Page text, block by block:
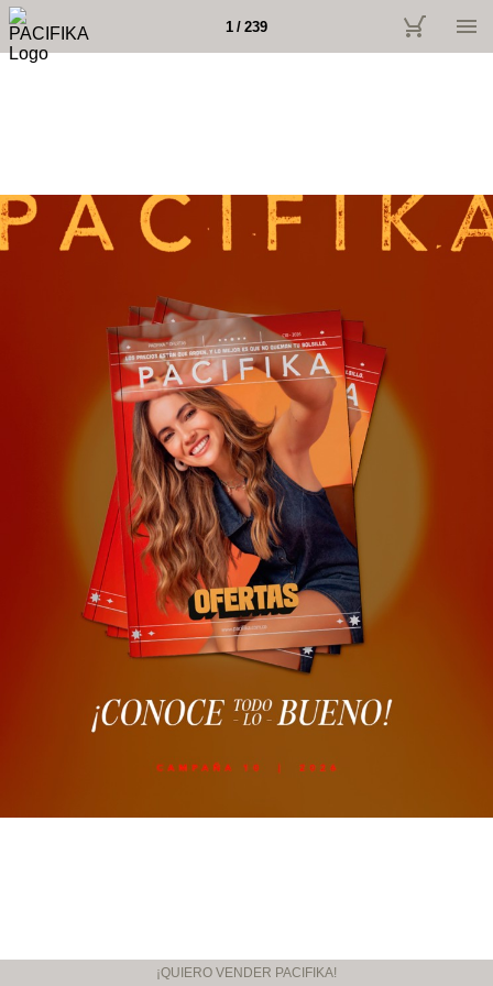
1 / 239
¡QUIERO VENDER PACIFIKA!